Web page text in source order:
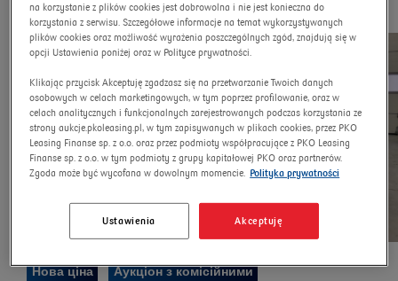
Нова ціна Аукціон з комісійними
na korzystanie z plików cookies jest dobrowolna i nie jest konieczna do
korzystania z serwisu. Szczegółowe informacje na temat wykorzystywanych
plików cookies oraz możliwość wyrażenia poszczególnych zgód, znajdują się w
opcji Ustawienia poniżej oraz w Polityce prywatności.
Klikając przycisk Akceptuję zgadzasz się na przetwarzanie Twoich danych
osobowych w celach marketingowych, w tym poprzez profilowanie, oraz w
celach analitycznych i funkcjonalnych zarejestrowanych podczas korzystania ze
strony aukcje.pkoleasing.pl, w tym zapisywanych w plikach cookies, przez PKO
Leasing Finanse sp. z o.o. oraz przez podmioty współpracujące z PKO Leasing
Finanse sp. z o.o. w tym podmioty z grupy kapitałowej PKO oraz partnerów.
Zgoda może być wycofana w dowolnym momencie. Polityka prywatności
Akceptuję
Ustawienia